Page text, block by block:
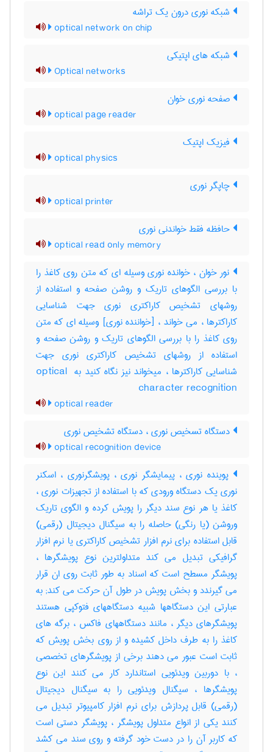
شبکه نوری درون یک تراشه
optical network on chip
شبکه های اپتیکی
Optical networks
صفحه نوری خوان
optical page reader
فیزیک اپتیک
optical physics
چاپگر نوری
optical printer
حافظه فقط خواندنی نوری
optical read only memory
نور خوان ، خوانده نوری وسیله ای که متن روی کاغذ را
با بررسی الگوهای تاریک و روشن صفحه و استفاده از
روشهای تشخیص کاراکتری نوری جهت شناسایی
کاراکترها ، می خواند ، [خواننده نوری] وسیله ای که متن
روی کاغذ را با بررسی الگوهای تاریک و روشن صفحه و
استفاده از روشهای تشخیص کاراکتری نوری جهت
شناسایی کاراکترها ، میخواند نیز نگاه کنید به ‎optical ‎
character recognition
optical reader
دستگاه تسخیص نوری ، دستگاه تشخیص نوری
optical recognition device
پوینده نوری ، پیمایشگر نوری ، پویشگرنوری ، اسکنر
نوری یک دستگاه ورودی که با استفاده از تجهیزات نوری ،
کاغذ یا هر نوع سند دیگر را پویش کرده و الگوی تاریک
وروشن (یا رنگی) حاصله را به سیگنال دیجیتال (رقمی)
قابل استفاده برای نرم افزار تشخیص کاراکتری یا نرم افزار
گرافیکی تبدیل می کند متداولترین نوع پویشگرها ،
پویشگر مسطح است که اسناد به طور ثابت روی ان قرار
می گیرندد و بخش پویش در طول آن حرکت می کند; به
عبارتی این دستگاهها شبیه دستگاههای فتوکپی هستند
پویشگرهای دیگر ، مانند دستگاههای فاکس ، برگه های
کاغذ را به طرف داخل کشیده و از روی بخش پویش که
ثابت است عبور می دهند برخی از پویشگرهای تخصصی
، با دوربین ویدئویی استاندارد کار می کنند این نوع
پویشگرها ، سیگنال ویدئویی را به سیگنال دیجیتال
(رقمی) قابل پردازش برای نرم افزار کامپیوتر تبدیل می
کنند یکی از انواع متداول پویشگر ، پویشگر دستی است
که کاربر آن را در دست خود گرفته و روی سند می کشد